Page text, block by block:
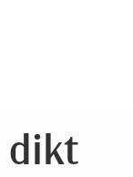
dikt